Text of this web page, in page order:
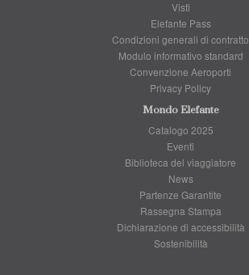
Visti
Elefante Pass
Condizioni generali di contratto
Modulo informativo standard
Convenzione Aeroporti
Privacy Policy
Mondo Elefante
Catalogo 2025
Eventi
Biblioteca del viaggiatore
News
Partenze Garantite
Rassegna Stampa
Dichiarazione di accessibilità
Sostenibilità